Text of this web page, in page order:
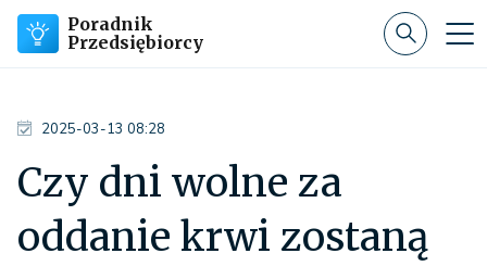
Poradnik
Przedsiębiorcy
2025-03-13 08:28
Czy dni wolne za
oddanie krwi zostaną